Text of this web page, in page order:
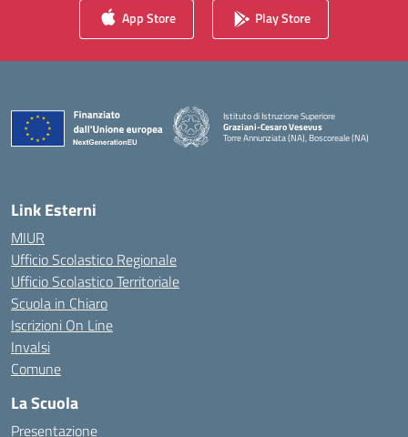
App Store Play Store
Istituto di Istruzione Superiore
Graziani-Cesaro Vesevus
Torre Annunziata (NA), Boscoreale (NA)
Link Esterni
MIUR
Ufficio Scolastico Regionale
Ufficio Scolastico Territoriale
Scuola in Chiaro
Iscrizioni On Line
Invalsi
Comune
La Scuola
Presentazione